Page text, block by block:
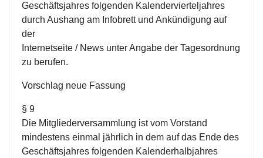
Geschäftsjahres folgenden Kalendervierteljahres
durch Aushang am Infobrett und Ankündigung auf
der
Internetseite / News unter Angabe der Tagesordnung
zu berufen.
Vorschlag neue Fassung
§ 9
Die Mitgliederversammlung ist vom Vorstand
mindestens einmal jährlich in dem auf das Ende des
Geschäftsjahres folgenden Kalenderhalbjahres